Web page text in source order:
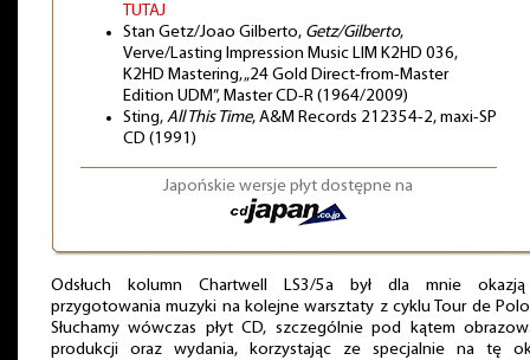
TUTAJ
Stan Getz/Joao Gilberto, Getz/Gilberto,
Verve/Lasting Impression Music LIM K2HD 036,
K2HD Mastering, „24 Gold Direct-from-Master
Edition UDM”, Master CD-R (1964/2009)
Sting, All This Time, A&M Records 212354-2, maxi-SP
CD (1991)
Japońskie wersje płyt dostępne na
Odsłuch kolumn Chartwell LS3/5a był dla mnie
przygotowania muzyki na kolejne warsztaty z cyklu Tour de
Słuchamy wówczas płyt CD, szczególnie pod kątem
produkcji oraz wydania, korzystając ze specjalnie na tę